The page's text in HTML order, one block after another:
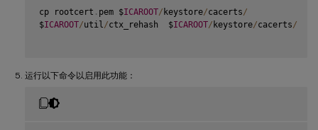
cp rootcert . pem $ICAROOT/ keystore/cacerts/
$ICAROOT/util /ctx_rehash  $ICAROOT/ keystore/cacerts/
运行以下命令以启用此功能：